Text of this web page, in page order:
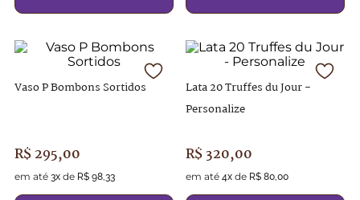
Vaso P Bombons Sortidos
R$ 295,00
em até 3xde R$ 98,33
Lata 20 Truffes du Jour -
Personalize
R$320,00
em até 4xde R$ 80,00